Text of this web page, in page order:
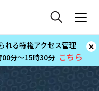
れる特権アクセス管理
00分～15時30分 こちら